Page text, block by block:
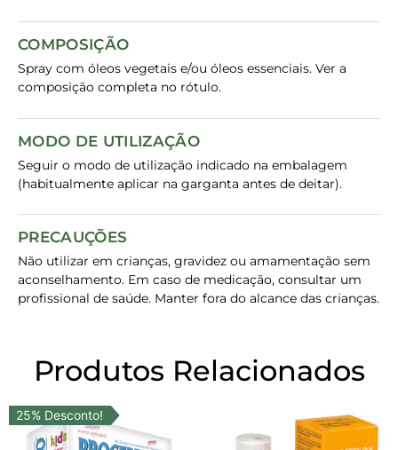
COMPOSIÇÃO
Spray com óleos vegetais e/ou óleos essenciais. Ver a
composição completa no rótulo.
MODO DE UTILIZAÇÃO
Seguir o modo de utilização indicado na embalagem
(habitualmente aplicar na garganta antes de deitar).
PRECAUÇÕES
Não utilizar em crianças, gravidez ou amamentação sem
aconselhamento. Em caso de medicação, consultar um
profissional de saúde. Manter fora do alcance das crianças.
Produtos Relacionados
25% Desconto!